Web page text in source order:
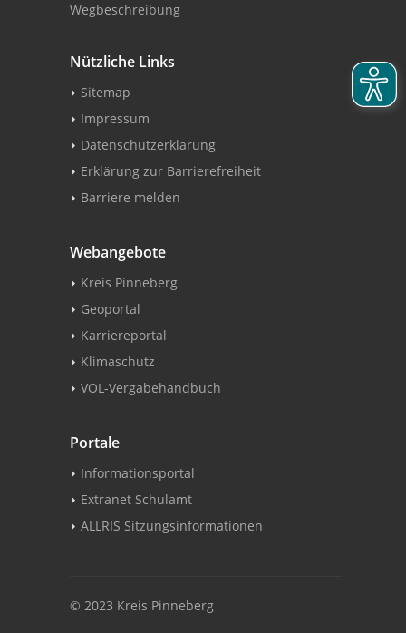
Wegbeschreibung
Nützliche Links
Sitemap
Impressum
Datenschutzerklärung
Erklärung zur Barrierefreiheit
Barriere melden
Webangebote
Kreis Pinneberg
Geoportal
Karriereportal
Klimaschutz
VOL-Vergabehandbuch
Portale
Informationsportal
Extranet Schulamt
ALLRIS Sitzungsinformationen
© 2023 Kreis Pinneberg